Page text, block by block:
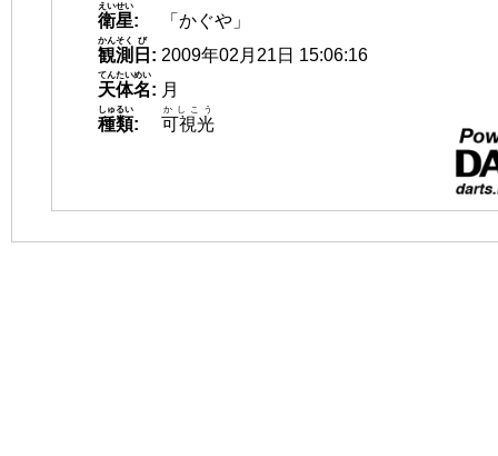
衛星
えいせい
:
「かぐや」
観測
かんそく
日
び
: 2009年02月21日 15:06:16
天体名
てんたいめい
: 月
種類
しゅるい
: 可視光
かしこう